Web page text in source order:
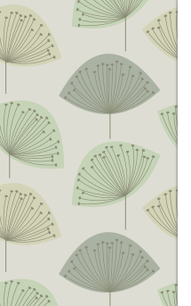
Passer
au
contenu